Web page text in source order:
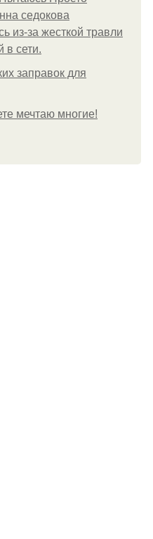
седокова
из-за жесткой травли
в сети.
заправок для
мечтаю многие!